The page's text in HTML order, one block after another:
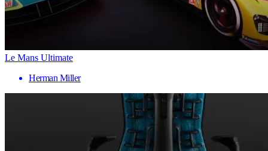
Le Mans Ultimate
Herman Miller